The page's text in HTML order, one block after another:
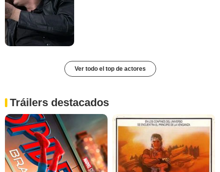
Ver todo el top de actores
Tráilers destacados